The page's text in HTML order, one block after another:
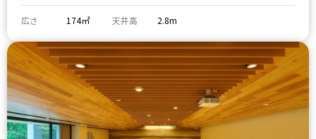
広さ 174㎡ 天井高 2.8m